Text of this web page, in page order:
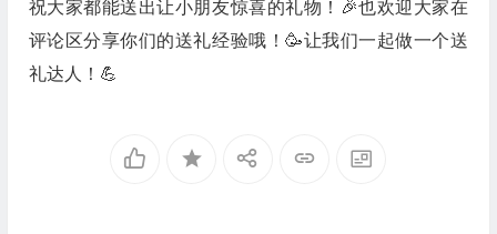
祝大家都能送出让小朋友惊喜的礼物！🎉也欢迎大家在
评论区分享你们的送礼经验哦！🥳让我们一起做一个送
礼达人！💪